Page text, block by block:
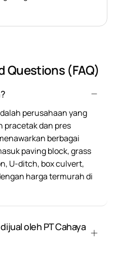
Questions (FAQ)
perusahaan yang
pracetak dan pres
berbagai
paving block, grass
U-ditch, box culvert,
harga termurah di
oleh PT Cahaya